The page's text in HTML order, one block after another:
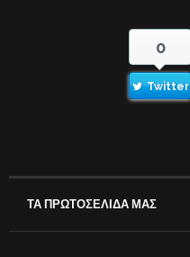
0
Twitter
ΤΑ ΠΡΩΤΟΣΕΛΙΔΑ ΜΑΣ